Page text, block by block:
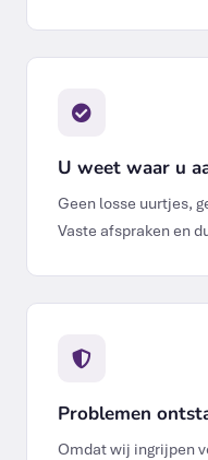
U weet waar u
Geen losse uurtjes,
Vaste afspraken en
Problemen
Omdat wij ingrijpen